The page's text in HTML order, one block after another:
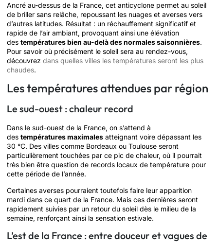
Ancré au-dessus de la France, cet anticyclone permet au soleil
de briller sans relâche, repoussant les nuages et averses vers
d’autres latitudes. Résultat : un réchauffement significatif et
rapide de l’air ambiant, provoquant ainsi une élévation
des températures bien au-delà des normales saisonnières.
Pour savoir où précisément le soleil sera au rendez-vous,
découvrez dans quelles villes les températures seront les plus
chaudes.
Les températures attendues par région
Le sud-ouest : chaleur record
Dans le sud-ouest de la France, on s’attend à
des températures maximales atteignant voire dépassant les
30 °C. Des villes comme Bordeaux ou Toulouse seront
particulièrement touchées par ce pic de chaleur, où il pourrait
très bien être question de records locaux de température pour
cette période de l’année.
Certaines averses pourraient toutefois faire leur apparition
mardi dans ce quart de la France. Mais ces dernières seront
rapidement suivies par un retour du soleil dès le milieu de la
semaine, renforçant ainsi la sensation estivale.
L’est de la France : entre douceur et vagues de